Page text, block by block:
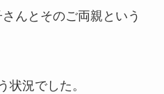
んとそのご両親という
状況でした。